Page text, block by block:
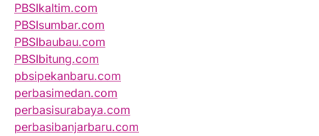
PBSIkaltim.com
PBSIsumbar.com
PBSIbaubau.com
PBSIbitung.com
pbsipekanbaru.com
perbasimedan.com
perbasisurabaya.com
perbasibanjarbaru.com